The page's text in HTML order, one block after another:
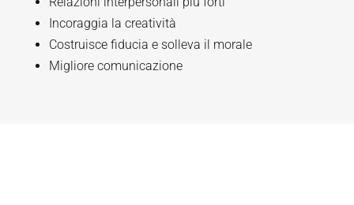
Incoraggia la creatività
Costruisce fiducia e solleva il morale
Migliore comunicazione